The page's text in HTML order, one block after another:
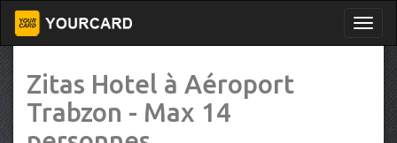
Zitas Hotel à Aéroport
Trabzon - Max 14